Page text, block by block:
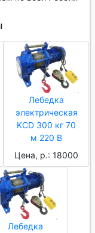
Лебедка
электрическая
KCD 300 кг 70
м 220 В
Цена, р.: 18000
Лебедка